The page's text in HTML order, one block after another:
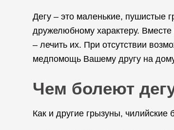
Дегу – это маленькие, пушистые
дружелюбному характеру.
– лечить их. При отсутствии
медпомощь Вашему другу на
Чем болеют
Как и другие грызуны,